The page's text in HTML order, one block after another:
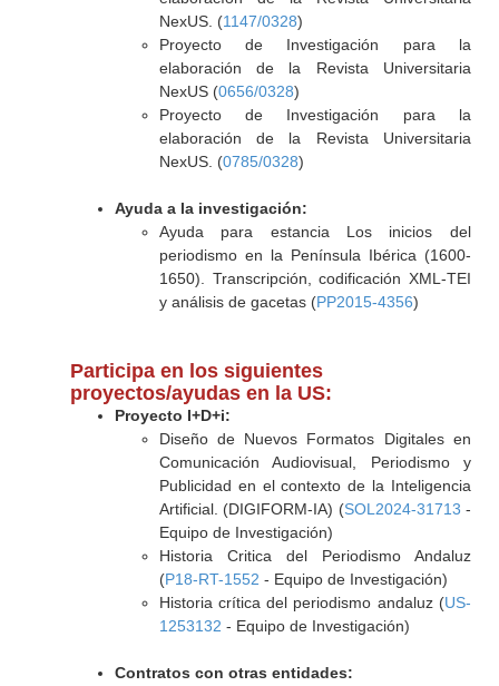
NexUS. (1147/0328)
Proyecto de Investigación para la
elaboración de la Revista Universitaria
NexUS (0656/0328)
Proyecto de Investigación para la
elaboración de la Revista Universitaria
NexUS. (0785/0328)
Ayuda a la investigación:
Ayuda para estancia Los inicios del
periodismo en la Península Ibérica (1600-
1650). Transcripción, codificación XML-TEI
y análisis de gacetas (PP2015-4356)
Participa en los siguientes
proyectos/ayudas en la US:
Proyecto I+D+i:
Diseño de Nuevos Formatos Digitales en
Comunicación Audiovisual, Periodismo y
Publicidad en el contexto de la Inteligencia
Artificial. (DIGIFORM-IA) (SOL2024-31713 -
Equipo de Investigación)
Historia Critica del Periodismo Andaluz
(P18-RT-1552 - Equipo de Investigación)
Historia crítica del periodismo andaluz (US-
1253132 - Equipo de Investigación)
Contratos con otras entidades: